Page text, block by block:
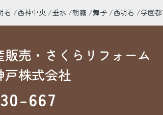
石 西神中央 垂水 朝霧 舞子 西明石 学園
販売・さくらリフォーム
戸株式会社
667